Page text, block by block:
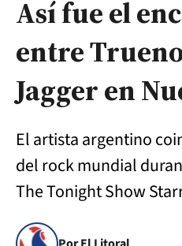
Así fue el
entre
Jagger en
El artista argentino
del rock mundial
The Tonight Show